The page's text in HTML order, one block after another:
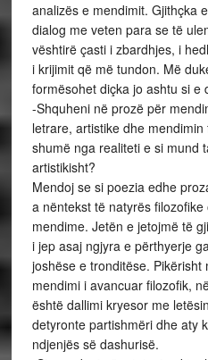
analizës e mendimit. Gjithçka
dialog me veten para se të
vështirë çasti i zbardhjes, i
i krijimit që më tundon. Më
formësohet diçka jo ashtu si e
-Shquheni në prozë për
letrare, artistike dhe
shumë nga realiteti e si mund
artistikisht?
Mendoj se si poezia edhe
a nëntekst të natyrës
mendime. Jetën e jetojmë të
i jep asaj ngjyra e përthyerje
joshëse e tronditëse. Pikërisht
mendimi i avancuar filozofik,
është dallimi kryesor me
detyronte partishmëri dhe aty
ndjenjës së dashurisë.